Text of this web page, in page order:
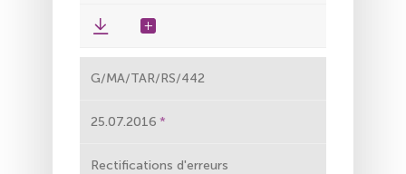
G/MA/TAR/RS/442
25.07.2016
Rectifications d'erreurs